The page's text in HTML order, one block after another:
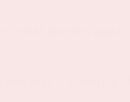
in het stadion waar
met je bankpas of